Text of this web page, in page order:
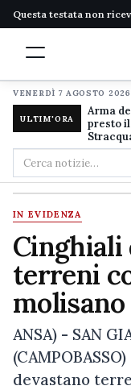
Questa testata non
VENERDÌ 7 AGOSTO 2026
ULTIM'ORA
Arma
presto
Cerca
nel
sito
IN EVIDENZA
Cinghiali
terreni
molisano
ANSA) - SAN
devastano